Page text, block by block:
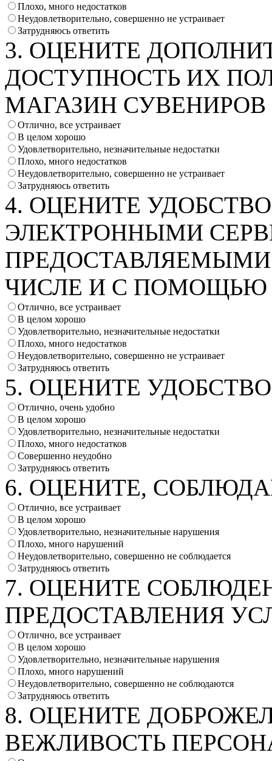
Плохо, много недостатков
Неудовлетворительно, совершенно не устраивает
Затрудняюсь ответить
3. ОЦЕНИТЕ
ДОСТУПНОСТЬ ИХ
МАГАЗИН СУВЕНИРОВ
Отлично, все устраивает
В целом хорошо
Удовлетворительно, незначительные недостатки
Плохо, много недостатков
Неудовлетворительно, совершенно не устраивает
Затрудняюсь ответить
4. ОЦЕНИТЕ
ЭЛЕКТРОННЫМИ
ЧИСЛЕ И С ПОМОЩЬЮ
Отлично, все устраивает
В целом хорошо
Удовлетворительно, незначительные недостатки
Плохо, много недостатков
Неудовлетворительно, совершенно не устраивает
Затрудняюсь ответить
5. ОЦЕНИТЕ
Отлично, очень удобно
В целом хорошо
Удовлетворительно, незначительные недостатки
Плохо, много недостатков
Совершенно неудобно
Затрудняюсь ответить
6. ОЦЕНИТЕ,
Отлично, все устраивает
В целом хорошо
Удовлетворительно, незначительные нарушения
Плохо, много нарушений
Неудовлетворительно, совершенно не соблюдается
Затрудняюсь ответить
7. ОЦЕНИТЕ
ПРЕДОСТАВЛЕНИЯ
Отлично, все устраивает
В целом хорошо
Удовлетворительно, незначительные нарушения
Плохо, много нарушений
Неудовлетворительно, совершенно не соблюдаются
Затрудняюсь ответить
8. ОЦЕНИТЕ
ВЕЖЛИВОСТЬ